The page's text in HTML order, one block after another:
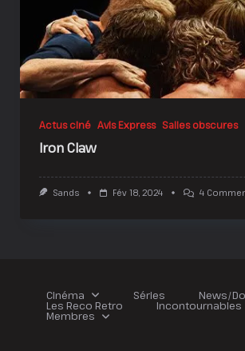
Actus ciné Avis Express Salles obscures
Iron Claw
Sands Fév 18, 2024 4
Cinéma Séries News/
Les Reco Retro Incontournables
Membres